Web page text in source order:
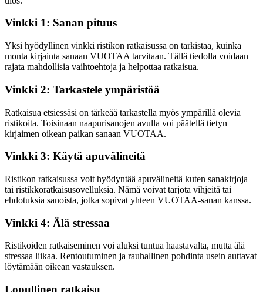
Vinkki 1: Sanan pituus
Yksi hyödyllinen vinkki ristikon ratkaisussa on tarkistaa, kuinka
monta kirjainta sanaan VUOTAA tarvitaan. Tällä tiedolla voidaan
rajata mahdollisia vaihtoehtoja ja helpottaa ratkaisua.
Vinkki 2: Tarkastele ympäristöä
Ratkaisua etsiessäsi on tärkeää tarkastella myös ympärillä olevia
ristikoita. Toisinaan naapurisanojen avulla voi päätellä tietyn
kirjaimen oikean paikan sanaan VUOTAA.
Vinkki 3: Käytä apuvälineitä
Ristikon ratkaisussa voit hyödyntää apuvälineitä kuten sanakirjoja
tai ristikkoratkaisusovelluksia. Nämä voivat tarjota vihjeitä tai
ehdotuksia sanoista, jotka sopivat yhteen VUOTAA-sanan kanssa.
Vinkki 4: Älä stressaa
Ristikoiden ratkaiseminen voi aluksi tuntua haastavalta, mutta älä
stressaa liikaa. Rentoutuminen ja rauhallinen pohdinta usein auttavat
löytämään oikean vastauksen.
Lopullinen ratkaisu